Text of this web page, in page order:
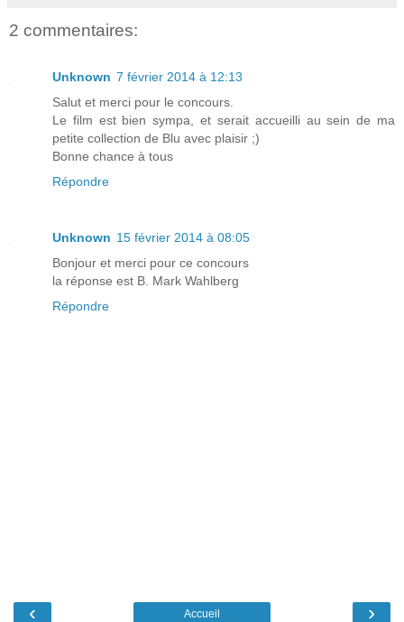
2 commentaires:
Unknown 7 février 2014 à 12:13
Salut et merci pour le concours.
Le film est bien sympa, et serait accueilli au sein de ma
petite collection de Blu avec plaisir ;)
Bonne chance à tous
Répondre
Unknown 15 février 2014 à 08:05
Bonjour et merci pour ce concours
la réponse est B. Mark Wahlberg
Répondre
‹ ›
Accueil